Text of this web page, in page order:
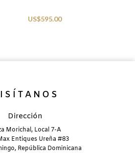
US$595.00
Dirección
Morichal, Local 7-A
Entiques Ureña #83
República Dominicana